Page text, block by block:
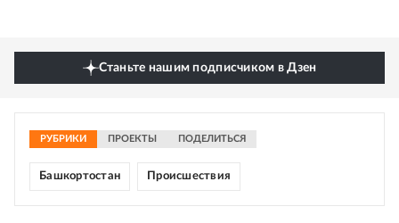
Станьте нашим подписчиком в Дзен
РУБРИКИ ПРОЕКТЫ ПОДЕЛИТЬСЯ
Башкортостан Происшествия